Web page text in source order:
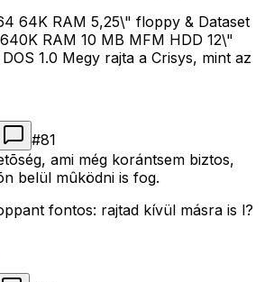
64K RAM 5,25\" floppy & Dataset
RAM 10 MB MFM HDD 12\"
1.0 Megy rajta a Crisys, mint az
#81
ami még korántsem biztos,
belül mûködni is fog.
fontos: rajtad kívül másra is l?